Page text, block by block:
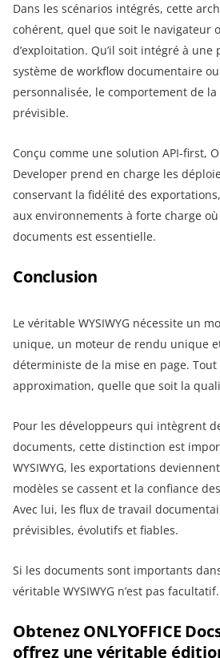
Dans les scénarios intégrés, cette
cohérent, quel que soit le navigateur
d’exploitation. Qu’il soit intégré à une
système de workflow documentaire
personnalisée, le comportement de
prévisible.
Conçu comme une solution API-first,
Developer prend en charge les
conservant la fidélité des
aux environnements à forte charge
documents est essentielle.
Conclusion
Le véritable WYSIWYG nécessite un
unique, un moteur de rendu unique
déterministe de la mise en page. Tout
approximation, quelle que soit la
Pour les développeurs qui intègrent
documents, cette distinction est
WYSIWYG, les exportations
modèles se cassent et la confiance
Avec lui, les flux de travail
prévisibles, évolutifs et fiables.
Si les documents sont importants
véritable WYSIWYG n’est pas facultatif.
Obtenez ONLYOFFICE
offrez une véritable